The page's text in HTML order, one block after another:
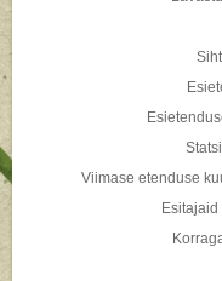
Viimase etenduse
Esitajaid